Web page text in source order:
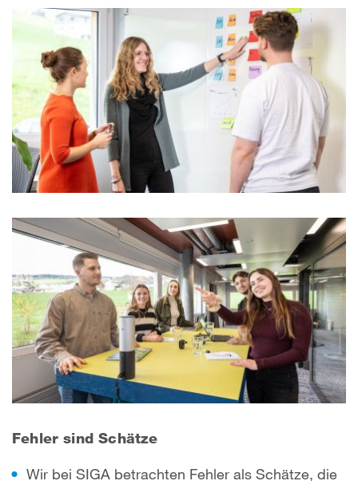
Fehler sind Schätze
Wir bei SIGA betrachten Fehler als Schätze, die